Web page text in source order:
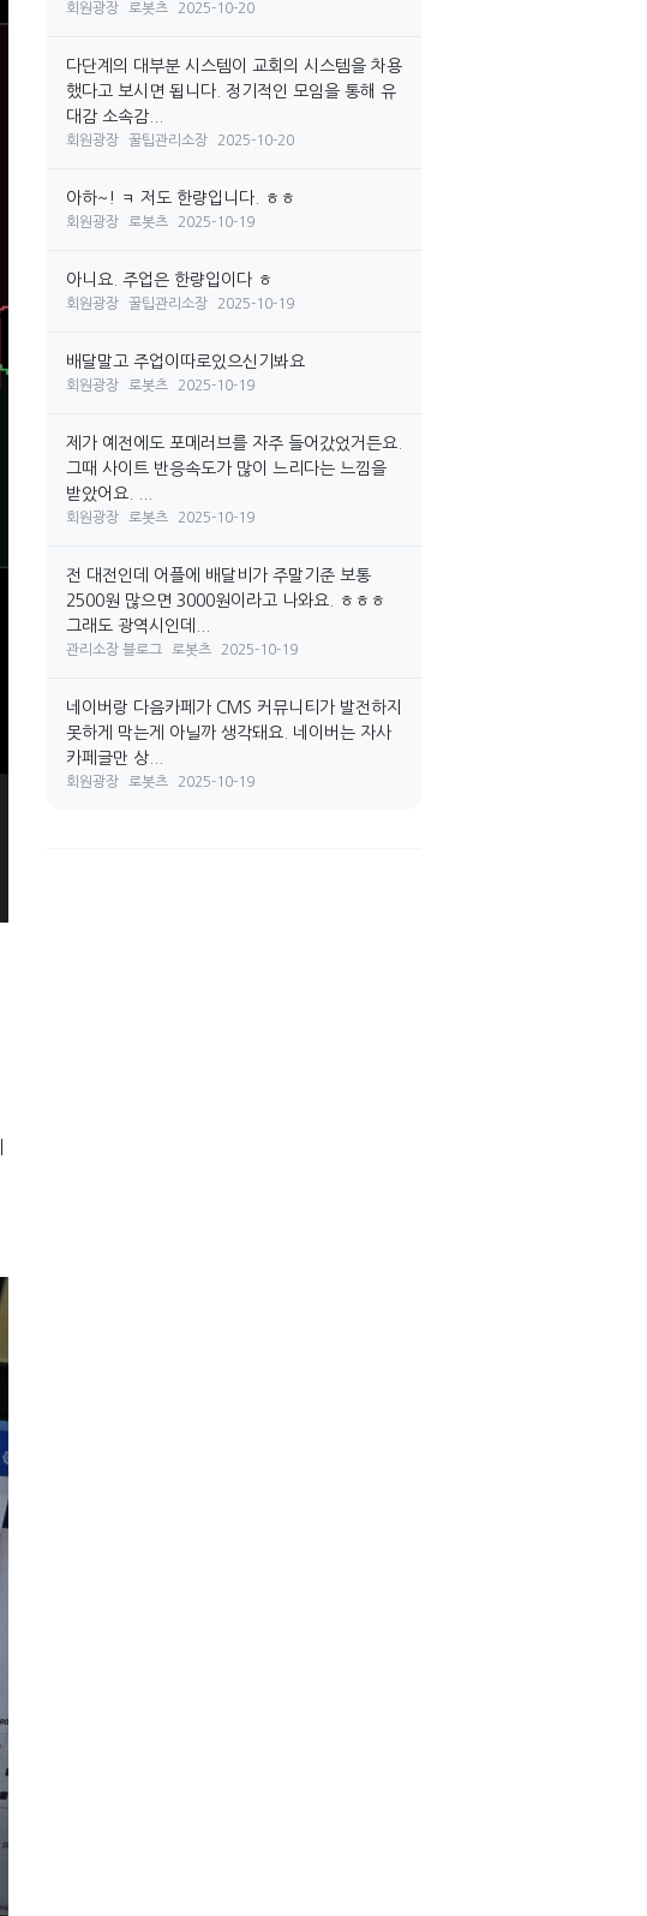
회원광장 로봇츠 2025-10-20
다단계의 대부분 시스템이 교회의 시스템을 차용
했다고 보시면 됩니다. 정기적인 모임을 통해 유
대감 소속감...
회원광장 꿀팁관리소장 2025-10-20
아하~! ㅋ 저도 한량입니다. ㅎㅎ
회원광장 로봇츠 2025-10-19
아니요. 주업은 한량입이다 ㅎ
회원광장 꿀팁관리소장 2025-10-19
배달말고 주업이따로있으신기봐요
회원광장 로봇츠 2025-10-19
제가 예전에도 포메러브를 자주 들어갔었거든요.
그때 사이트 반응속도가 많이 느리다는 느낌을
받았어요. ...
회원광장 로봇츠 2025-10-19
전 대전인데 어플에 배달비가 주말기준 보통
2500원 많으면 3000원이라고 나와요. ㅎㅎㅎ
그래도 광역시인데...
관리소장 블로그 로봇츠 2025-10-19
네이버랑 다음카페가 CMS 커뮤니티가 발전하지
못하게 막는게 아닐까 생각돼요. 네이버는 자사
카페글만 상...
회원광장 로봇츠 2025-10-19